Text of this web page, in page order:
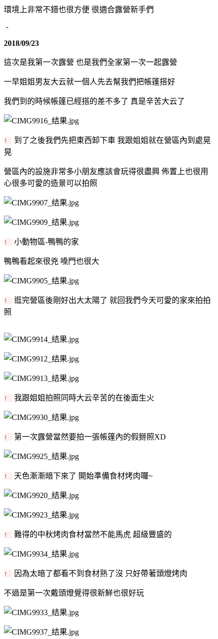
環境上非常不錯也很方便 很適合露營新手們
-
2018/09/23
這次是我第一次露營 也是我們全家第一次一起露營
一早姐姐男友大云就一個人先去幫我們把帳篷搭好
我們到的時候帳篷已經搭的差不多了 真是辛苦大云了
↑
到了之後我們先把東西卸下車 我跟姐姐就在營區內到處晃
晃
營區內的設施非常多小朋友應該會玩得很盡興 佈置上也很用
心很多可愛的造景可以拍照
↑ 小動物區-鴨鴨的家
鴨鴨看起來很兇 嗓門也很大
↑
逛完營區後剛好出大太陽了 就回我們今天可愛的家來拍拍
照
↑ 我跟姐姐拍照同時大云辛苦的在後面生火
↑ 第一次露營當然要拍一張帳篷內的假掰照XD
↑ 天色漸漸暗下來了 開始準備食材烤肉囉~
↑ 難得的中秋烤肉食材當然不能馬虎 超級豐盛的
↑ 因為太暗了都看不到食材熟了沒 只好帶著頭燈烤肉
不過是第一次戴頭燈覺得很新鮮也很好玩